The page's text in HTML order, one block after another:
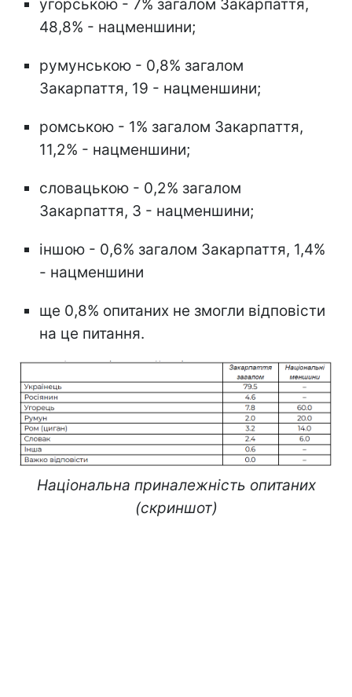
угорською - 7% загалом Закарпаття,
48,8% - нацменшини;
румунською - 0,8% загалом
Закарпаття, 19 - нацменшини;
ромською - 1% загалом Закарпаття,
11,2% - нацменшини;
словацькою - 0,2% загалом
Закарпаття, 3 - нацменшини;
іншою - 0,6% загалом Закарпаття, 1,4%
- нацменшини
ще 0,8% опитаних не змогли відповісти
на це питання.
Національна приналежність опитаних
(скриншот)